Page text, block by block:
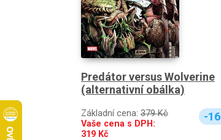
Predátor versus Wolverine
(alternativní obálka)
Základní cena: 379 Kč
Vaše cena s DPH:
319 Kč
-16